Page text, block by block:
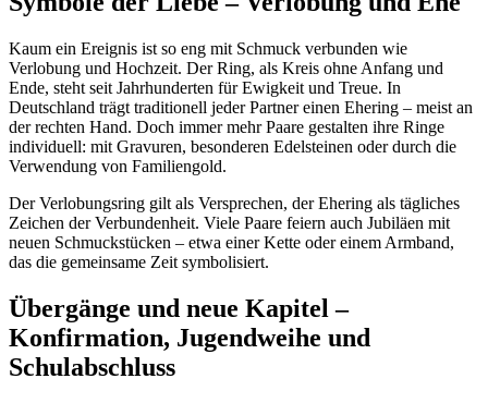
Kaum ein Ereignis ist so eng mit Schmuck verbunden wie
Verlobung und Hochzeit. Der Ring, als Kreis ohne Anfang und
Ende, steht seit Jahrhunderten für Ewigkeit und Treue. In
Deutschland trägt traditionell jeder Partner einen Ehering – meist an
der rechten Hand. Doch immer mehr Paare gestalten ihre Ringe
individuell: mit Gravuren, besonderen Edelsteinen oder durch die
Verwendung von Familiengold.
Der Verlobungsring gilt als Versprechen, der Ehering als tägliches
Zeichen der Verbundenheit. Viele Paare feiern auch Jubiläen mit
neuen Schmuckstücken – etwa einer Kette oder einem Armband,
das die gemeinsame Zeit symbolisiert.
Übergänge und neue Kapitel –
Konfirmation, Jugendweihe und
Schulabschluss